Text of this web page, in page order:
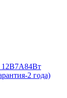
12В7А84Вт
2 года)